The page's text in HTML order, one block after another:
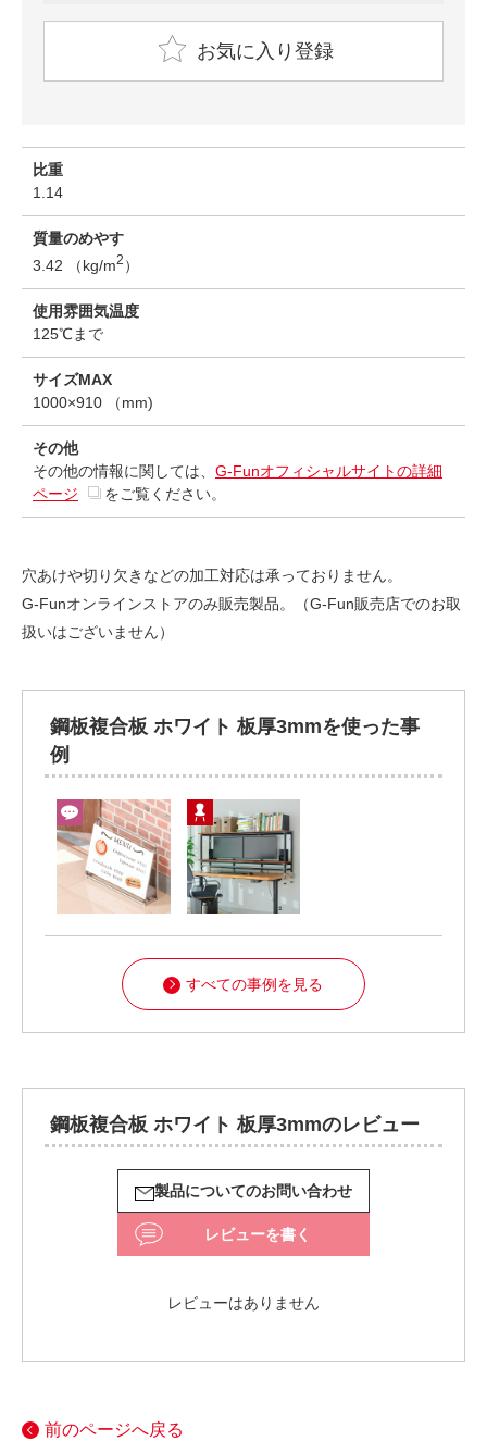
お気に入り登録
比重
1.14
質量のめやす
3.42 （kg/m2 ）
使用雰囲気温度
125℃まで
サイズMAX
1000×910 （mm)
その他
その他の情報に関しては、 G-Funオフィシャルサイトの詳細
ページ
をご覧ください。
穴あけや切り欠きなどの加工対応は承っておりません。
G-Funオンラインストアのみ販売製品。（G-Fun販売店でのお取
扱いはございません）
鋼板複合板 ホワイト 板厚3mmを使った事
例
すべての事例を見る
鋼板複合板 ホワイト 板厚3mmのレビュー
製品についてのお問い合わせ
レビューを書く
レビューはありません
前のページへ戻る